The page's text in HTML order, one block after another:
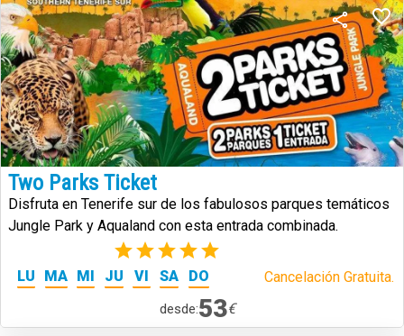
Two Parks Ticket
Disfruta en Tenerife sur de los fabulosos parques temáticos
Jungle Park y Aqualand con esta entrada combinada.
(2)
LU MA MI JU VI SA DO Cancelación Gratuita.
desde:53€